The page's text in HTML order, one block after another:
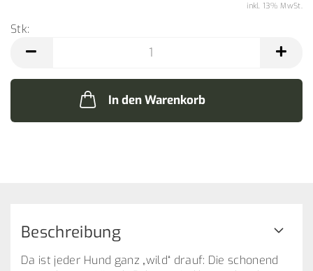
inkl. 13% MwSt.
Stk:
In den Warenkorb
Beschreibung
Da ist jeder Hund ganz „wild“ drauf: Die schonend